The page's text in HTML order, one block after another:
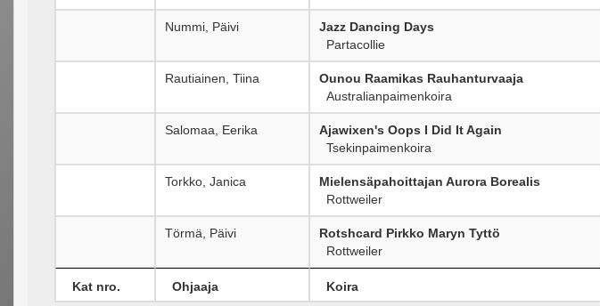
Nummi, Päivi
Jazz Dancing Days
Partacollie
Rautiainen, Tiina
Ounou Raamikas Rauhanturvaaja
Australianpaimenkoira
Salomaa, Eerika
Ajawixen's Oops I Did It Again
Tsekinpaimenkoira
Torkko, Janica
Mielensäpahoittajan Aurora Borealis
Rottweiler
Törmä, Päivi
Rotshcard Pirkko Maryn Tyttö
Rottweiler
Kat nro. Ohjaaja Koira